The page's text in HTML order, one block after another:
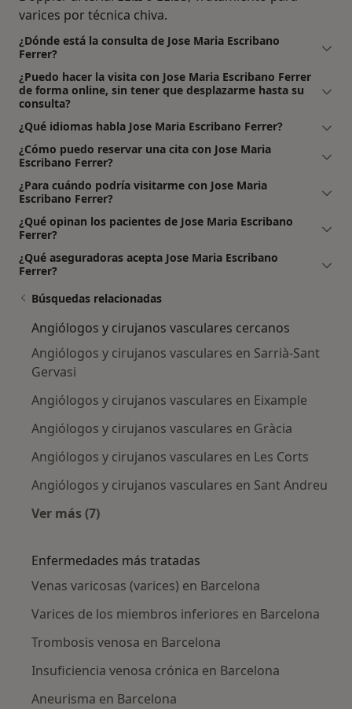
varices por técnica chiva.
¿Dónde está la consulta de Jose Maria Escribano
Ferrer?
¿Puedo hacer la visita con Jose Maria Escribano Ferrer
de forma online, sin tener que desplazarme hasta su
consulta?
¿Qué idiomas habla Jose Maria Escribano Ferrer?
¿Cómo puedo reservar una cita con Jose Maria
Escribano Ferrer?
¿Para cuándo podría visitarme con Jose Maria
Escribano Ferrer?
¿Qué opinan los pacientes de Jose Maria Escribano
Ferrer?
¿Qué aseguradoras acepta Jose Maria Escribano
Ferrer?
Búsquedas relacionadas
Angiólogos y cirujanos vasculares cercanos
Angiólogos y cirujanos vasculares en Sarrià-Sant
Gervasi
Angiólogos y cirujanos vasculares en Eixample
Angiólogos y cirujanos vasculares en Gràcia
Angiólogos y cirujanos vasculares en Les Corts
Angiólogos y cirujanos vasculares en Sant Andreu
Ver más (7)
Enfermedades más tratadas
Venas varicosas (varices) en Barcelona
Varices de los miembros inferiores en Barcelona
Trombosis venosa en Barcelona
Insuficiencia venosa crónica en Barcelona
Aneurisma en Barcelona